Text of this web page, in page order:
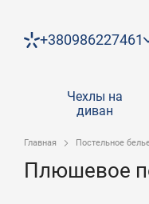
+380986227461
Чехлы на
диван
Главная Постельное
Плюшевое